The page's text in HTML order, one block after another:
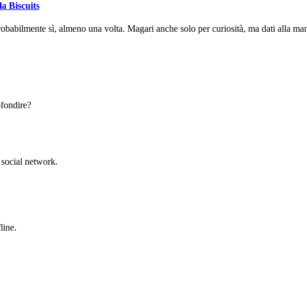
Biscuits
sì, almeno una volta. Magari anche solo per curiosità, ma dati alla
network.